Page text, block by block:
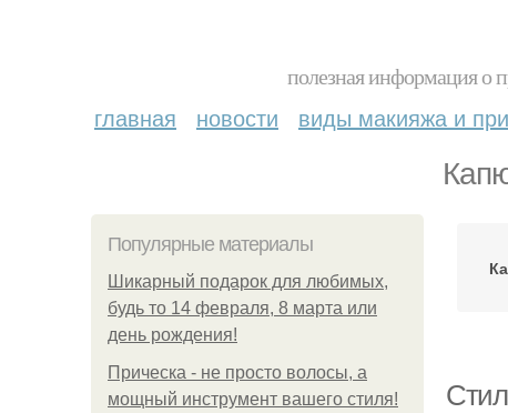
полезная информация о
главная новости виды макияжа и
Популярные материалы
Шикарный подарок для любимых,
будь то 14 февраля, 8 марта или
день рождения!
Прическа - не просто волосы, а
мощный инструмент вашего стиля!